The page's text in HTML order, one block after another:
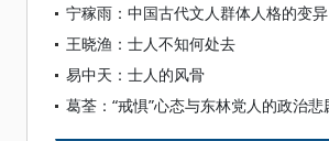
宁稼雨：中国古代文人群体人格的变异
王晓渔：士人不知何处去
易中天：士人的风骨